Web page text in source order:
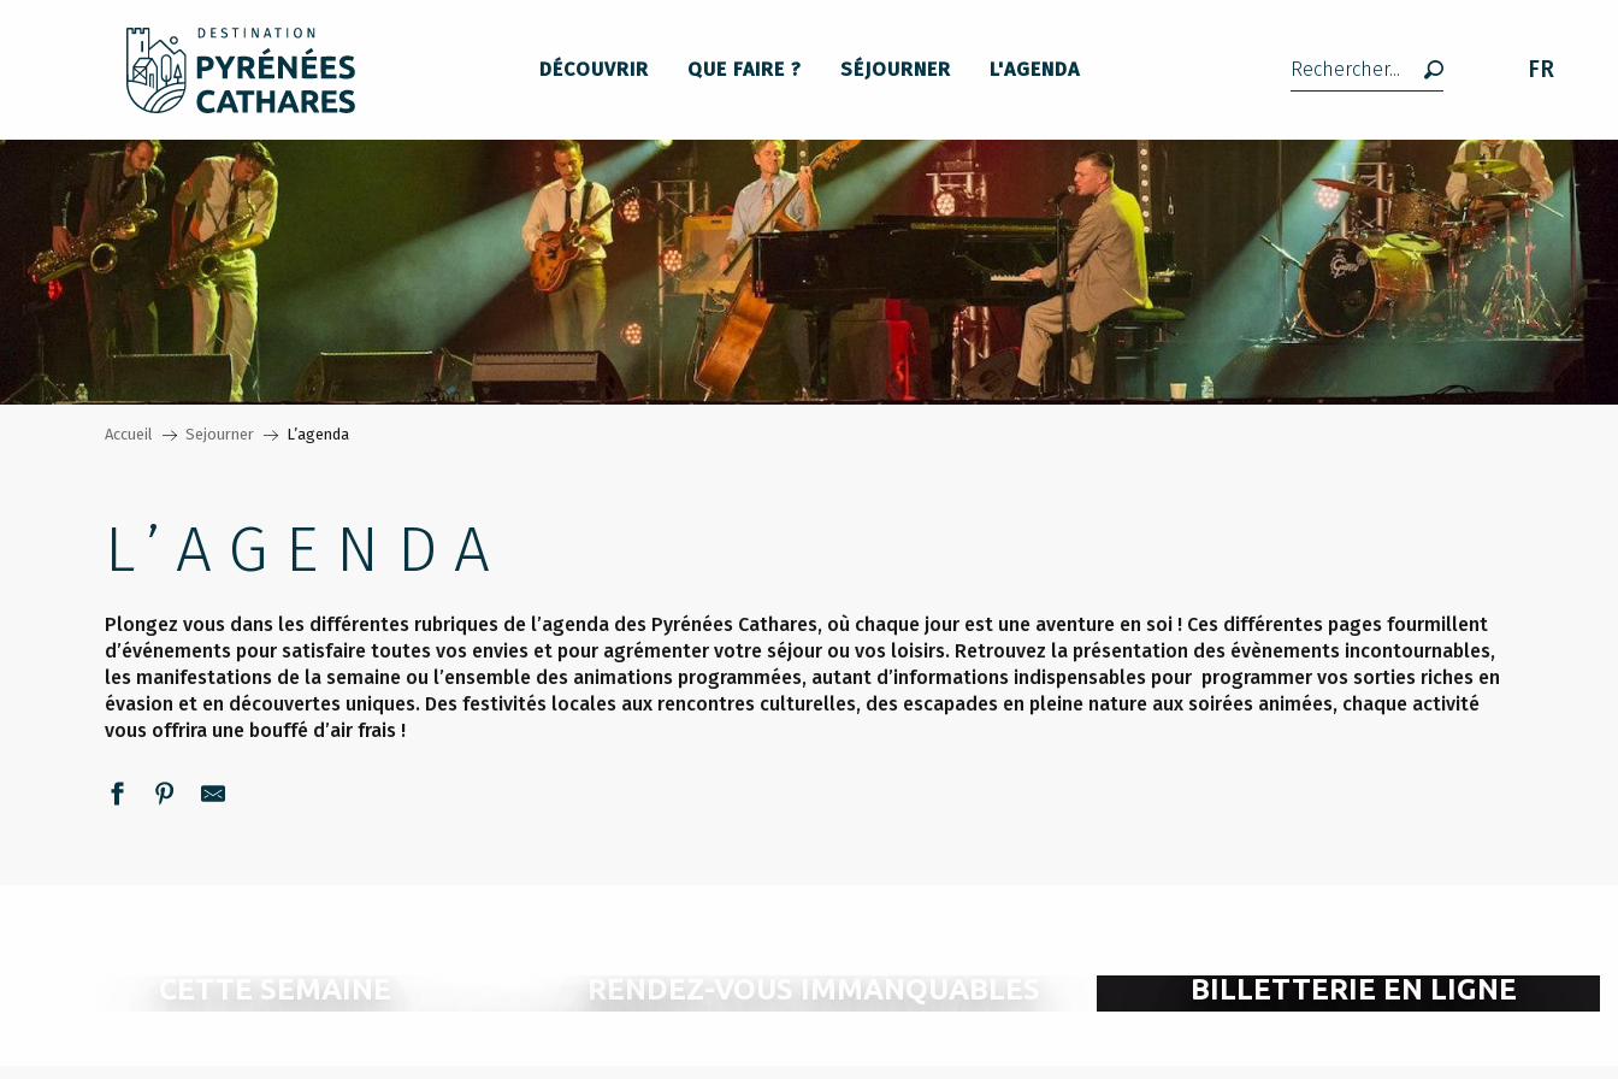
Recherche FR
DÉCOUVRIR QUE FAIRE ? SÉJOURNER L'AGENDA
Accueil Sejourner L’agenda
L’AGENDA
Plongez vous dans les différentes rubriques de l’agenda des Pyrénées Cathares, où chaque jour est une aventure en soi ! Ces différentes pages fourmillent
d’événements pour satisfaire toutes vos envies et pour agrémenter votre séjour ou vos loisirs. Retrouvez la présentation des évènements incontournables,
les manifestations de la semaine ou l’ensemble des animations programmées, autant d’informations indispensables pour programmer vos sorties riches en
évasion et en découvertes uniques. Des festivités locales aux rencontres culturelles, des escapades en pleine nature aux soirées animées, chaque activité
vous offrira une bouffé d’air frais !
CETTE SEMAINE
RENDEZ-VOUS IMMANQUABLES
BILLETTERIE EN LIGNE